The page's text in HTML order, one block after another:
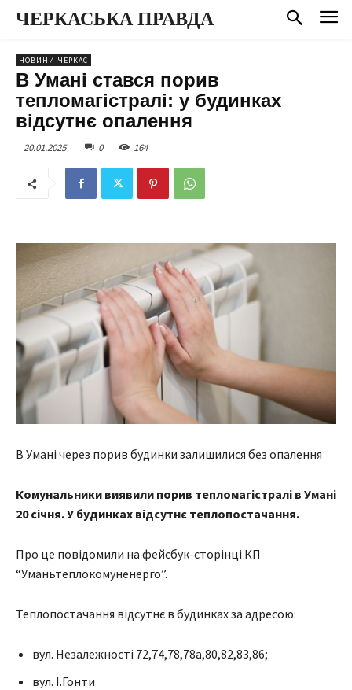
ЧЕРКАСЬКА ПРАВДА
НОВИНИ ЧЕРКАС
В Умані стався порив
тепломагістралі: у будинках
відсутнє опалення
20.01.2025 0 164
В Умані через порив будинки залишилися без опалення
Комунальники виявили порив тепломагістралі в Умані
20 січня. У будинках відсутнє теплопостачання.
Про це повідомили на фейсбук-сторінці КП
“Уманьтеплокомуненерго”.
Теплопостачання відсутнє в будинках за адресою:
вул. Незалежності 72,74,78,78а,80,82,83,86;
вул. І.Гонти